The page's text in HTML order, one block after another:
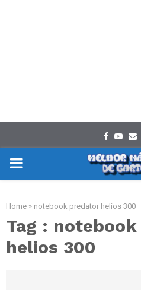
PRIMARY
Home » notebook predator helios 300
Tag :
helios 300